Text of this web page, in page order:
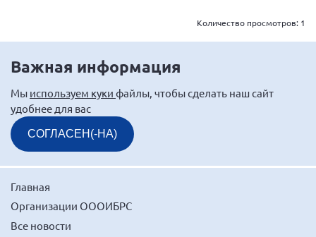
Количество просмотров: 1
Важная информация
Мы используем куки файлы, чтобы сделать наш сайт
удобнее для вас
СОГЛАСЕН(-НА)
Главная
Организации ОООИБРС
Все новости